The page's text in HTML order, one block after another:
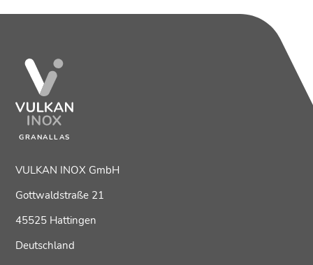
GRANALLAS
VULKAN INOX GmbH
Gottwaldstraße 21
45525 Hattingen
Deutschland